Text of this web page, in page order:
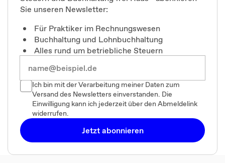
Sie unseren Newsletter:
Für Praktiker im Rechnungswesen
Buchhaltung und Lohnbuchhaltung
Alles rund um betriebliche Steuern
Ich bin mit der Verarbeitung meiner Daten zum
Versand des Newsletters einverstanden. Die
Einwilligung kann ich jederzeit über den Abmeldelink
widerrufen.
Jetzt abonnieren